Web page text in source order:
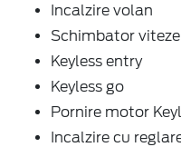
Incalzire volan
Schimbator
Keyless entry
Keyless go
Pornire motor
Incalzire cu